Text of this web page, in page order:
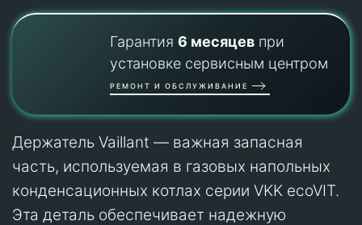
Гарантия 6 месяцевпри
установке сервисным центром
РЕМОНТ И ОБСЛУЖИВАНИЕ
Держатель Vaillant — важная запасная
часть, используемая в газовых напольных
конденсационных котлах серии VKK ecoVIT.
Эта деталь обеспечивает надежную